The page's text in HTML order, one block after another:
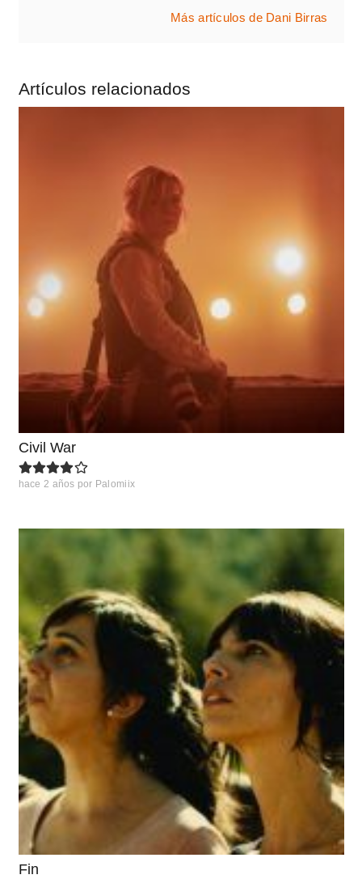
Más artículos de Dani Birras
Artículos relacionados
Civil War
hace 2 años por Palomiix
Fin